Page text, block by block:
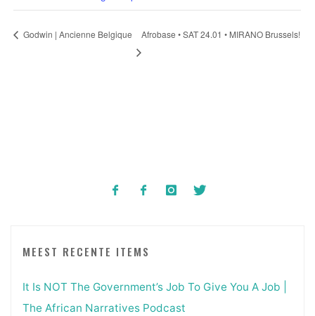
Godwin | Ancienne Belgique Afrobase • SAT 24.01 • MIRANO Brussels!
MEEST RECENTE ITEMS
It Is NOT The Government’s Job To Give You A Job |
The African Narratives Podcast